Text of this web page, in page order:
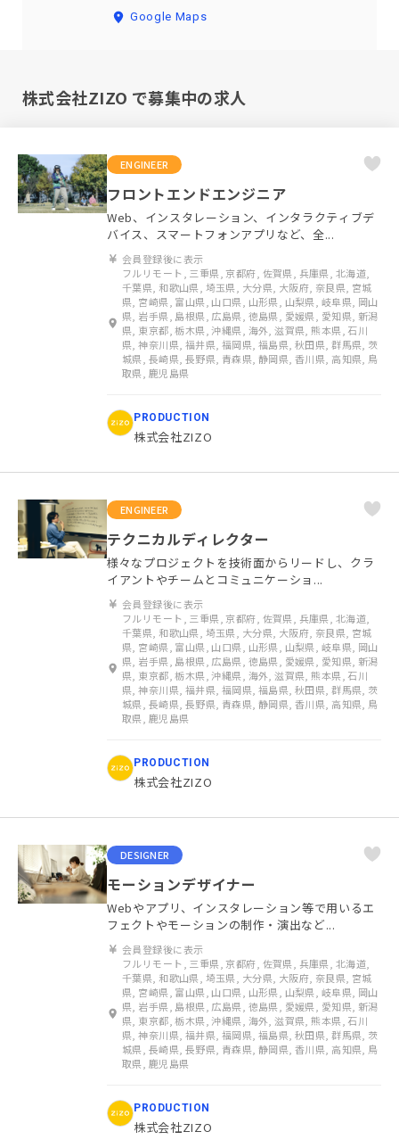
Google Maps
株式会社ZIZO で募集中の求人
ENGINEER
フロントエンドエンジニア
Web、インスタレーション、インタラクティブデ
バイス、スマートフォンアプリなど、全...
会員登録後に表示
フルリモート, 三重県, 京都府, 佐賀県, 兵庫県, 北海道,
千葉県, 和歌山県, 埼玉県, 大分県, 大阪府, 奈良県, 宮城
県, 宮崎県, 富山県, 山口県, 山形県, 山梨県, 岐阜県, 岡山
県, 岩手県, 島根県, 広島県, 徳島県, 愛媛県, 愛知県, 新潟
県, 東京都, 栃木県, 沖縄県, 海外, 滋賀県, 熊本県, 石川
県, 神奈川県, 福井県, 福岡県, 福島県, 秋田県, 群馬県, 茨
城県, 長崎県, 長野県, 青森県, 静岡県, 香川県, 高知県, 鳥
取県, 鹿児島県
PRODUCTION
株式会社ZIZO
ENGINEER
テクニカルディレクター
様々なプロジェクトを技術面からリードし、クラ
イアントやチームとコミュニケーショ...
会員登録後に表示
フルリモート, 三重県, 京都府, 佐賀県, 兵庫県, 北海道,
千葉県, 和歌山県, 埼玉県, 大分県, 大阪府, 奈良県, 宮城
県, 宮崎県, 富山県, 山口県, 山形県, 山梨県, 岐阜県, 岡山
県, 岩手県, 島根県, 広島県, 徳島県, 愛媛県, 愛知県, 新潟
県, 東京都, 栃木県, 沖縄県, 海外, 滋賀県, 熊本県, 石川
県, 神奈川県, 福井県, 福岡県, 福島県, 秋田県, 群馬県, 茨
城県, 長崎県, 長野県, 青森県, 静岡県, 香川県, 高知県, 鳥
取県, 鹿児島県
PRODUCTION
株式会社ZIZO
DESIGNER
モーションデザイナー
Webやアプリ、インスタレーション等で用いるエ
フェクトやモーションの制作・演出など...
会員登録後に表示
フルリモート, 三重県, 京都府, 佐賀県, 兵庫県, 北海道,
千葉県, 和歌山県, 埼玉県, 大分県, 大阪府, 奈良県, 宮城
県, 宮崎県, 富山県, 山口県, 山形県, 山梨県, 岐阜県, 岡山
県, 岩手県, 島根県, 広島県, 徳島県, 愛媛県, 愛知県, 新潟
県, 東京都, 栃木県, 沖縄県, 海外, 滋賀県, 熊本県, 石川
県, 神奈川県, 福井県, 福岡県, 福島県, 秋田県, 群馬県, 茨
城県, 長崎県, 長野県, 青森県, 静岡県, 香川県, 高知県, 鳥
取県, 鹿児島県
PRODUCTION
株式会社ZIZO